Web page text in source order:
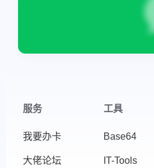
微信
服务
我要办卡
大佬论坛
工具
Base64
IT-Tools